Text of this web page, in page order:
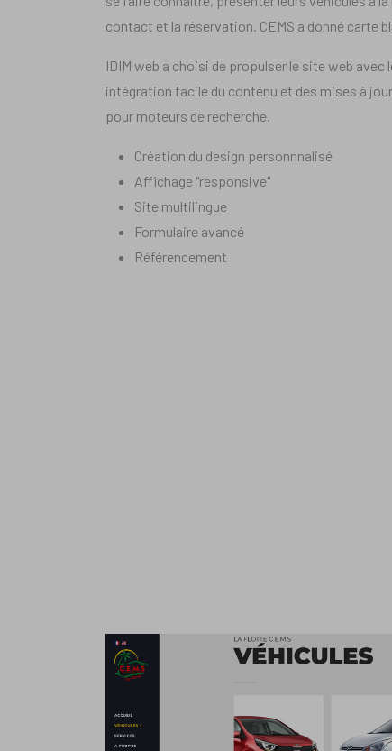
contact et la réservation. CEMS a donné carte
IDIM web a choisi de propulser le site web
intégration facile du contenu et des mises à
pour moteurs de recherche.
Création du design personnnalisé
Affichage "responsive"
Site multilingue
Formulaire avancé
Référencement